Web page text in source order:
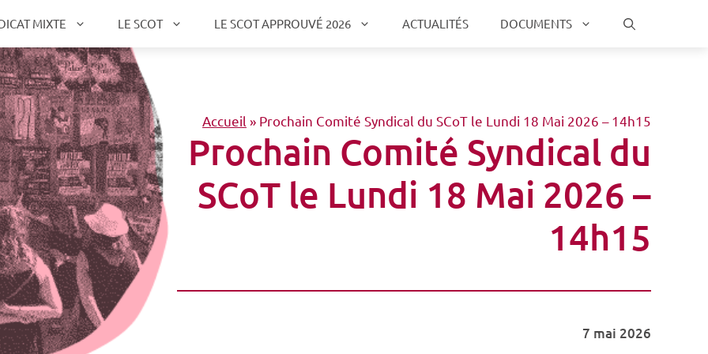
MIXTE LE SCOT LE SCOT APPROUVÉ 2026 ACTUALITÉS DOCUMENTS
Accueil » Prochain Comité Syndical du SCoT le Lundi 18 Mai 2026 – 14h15
Prochain Comité Syndical du
SCoT le Lundi 18 Mai 2026 –
14h15
7 mai 2026